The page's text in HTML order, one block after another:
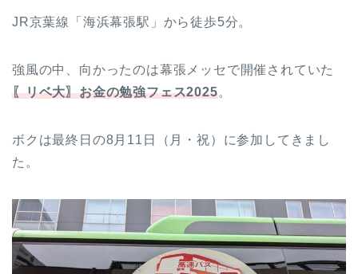
JR京葉線「海浜幕張駅」から徒歩5分。
強風の中、向かったのは幕張メッセで開催されていた
〖リベ大〗お金の勉強フェス2025。
ボクは最終日の8月11日（月・祝）に参加してきまし
た。